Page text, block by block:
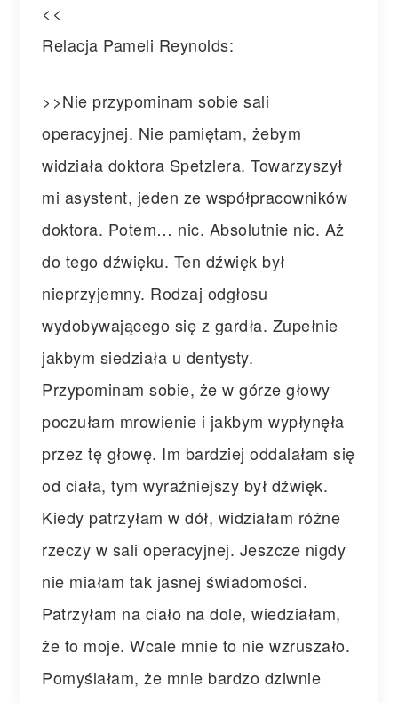
<<
Relacja Pameli Reynolds:
>>Nie przypominam sobie sali
operacyjnej. Nie pamiętam, żebym
widziała doktora Spetzlera. Towarzyszył
mi asystent, jeden ze współpracowników
doktora. Potem… nic. Absolutnie nic. Aż
do tego dźwięku. Ten dźwięk był
nieprzyjemny. Rodzaj odgłosu
wydobywającego się z gardła. Zupełnie
jakbym siedziała u dentysty.
Przypominam sobie, że w górze głowy
poczułam mrowienie i jakbym wypłynęła
przez tę głowę. Im bardziej oddalałam się
od ciała, tym wyraźniejszy był dźwięk.
Kiedy patrzyłam w dół, widziałam różne
rzeczy w sali operacyjnej. Jeszcze nigdy
nie miałam tak jasnej świadomości.
Patrzyłam na ciało na dole, wiedziałam,
że to moje. Wcale mnie to nie wzruszało.
Pomyślałam, że mnie bardzo dziwnie